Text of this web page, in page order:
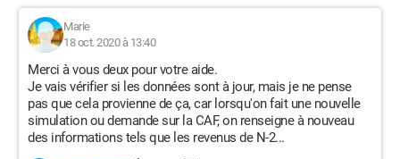
Marie
18 oct. 2020 à 13:40
Merci à vous deux pour votre aide.
Je vais vérifier si les données sont à jour, mais je ne pense
pas que cela provienne de ça, car lorsqu'on fait une nouvelle
simulation ou demande sur la CAF, on renseigne à nouveau
des informations tels que les revenus de N-2...